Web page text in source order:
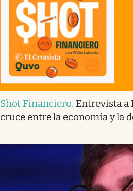
Shot Financiero. Entrevista a
cruce entre la economía y la